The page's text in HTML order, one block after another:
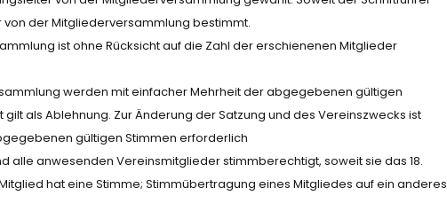
der Mitgliederversammlung bestimmt.
ist ohne Rücksicht auf die Zahl der erschienenen Mitglieder
werden mit einfacher Mehrheit der abgegebenen gültigen
als Ablehnung. Zur Änderung der Satzung und des Vereinszwecks ist
gültigen Stimmen erforderlich
alle anwesenden Vereinsmitglieder stimmberechtigt, soweit sie das 18.
hat eine Stimme; Stimmübertragung eines Mitgliedes auf ein anderes